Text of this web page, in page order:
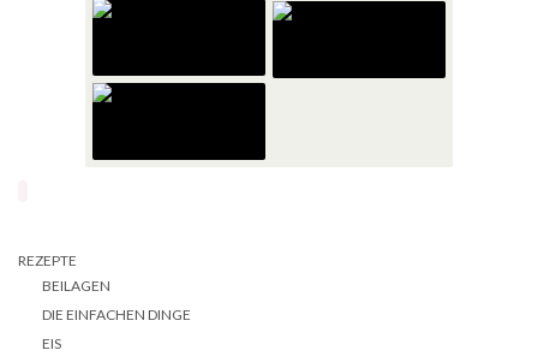
REZEPTE
BEILAGEN
DIE EINFACHEN DINGE
EIS